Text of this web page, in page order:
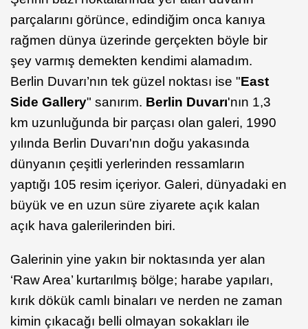
parçalarını görünce, edindiğim onca kanıya
rağmen dünya üzerinde gerçekten böyle bir
şey varmış demekten kendimi alamadım.
Berlin Duvarı’nın tek güzel noktası ise "East
Side Gallery" sanırım. Berlin Duvarı'nın 1,3
km uzunluğunda bir parçası olan galeri, 1990
yılında Berlin Duvarı'nın doğu yakasında
dünyanın çeşitli yerlerinden ressamların
yaptığı 105 resim içeriyor. Galeri, dünyadaki en
büyük ve en uzun süre ziyarete açık kalan
açık hava galerilerinden biri.
Galerinin yine yakın bir noktasında yer alan
‘Raw Area’ kurtarılmış bölge; harabe yapıları,
kırık dökük camlı binaları ve nerden ne zaman
kimin çıkacağı belli olmayan sokakları ile